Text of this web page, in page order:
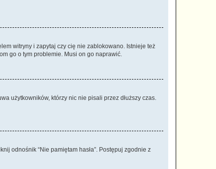
witryny i zapytaj czy cię nie zablokowano. Istnieje też
go o tym problemie. Musi on go naprawić.
użytkowników, którzy nic nie pisali przez dłuższy czas.
odnośnik “Nie pamiętam hasła”. Postępuj zgodnie z